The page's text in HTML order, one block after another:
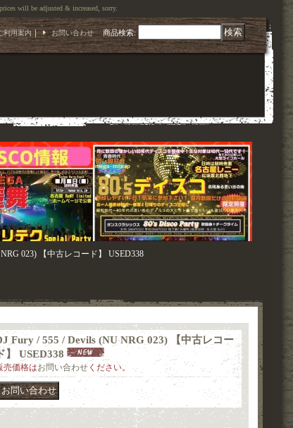
will be adjusted & increased, sorry.
利用案内 ｜ お問い合わせ 商品検索:
023) 【中古レコード】 USED338
Fury / 555 / Devils (NU NRG 023) 【中古レコー
ド】 USED338
売価格はお問い合わせ ください。